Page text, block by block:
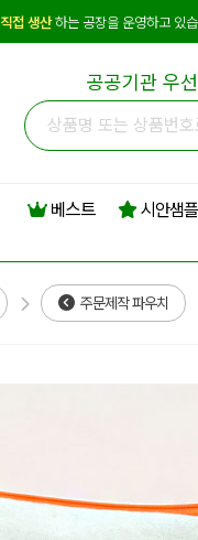
직접 생산하는 공장을 운영하고 있
공공기관 우
베스트 시안샘플
주문제작 파우치